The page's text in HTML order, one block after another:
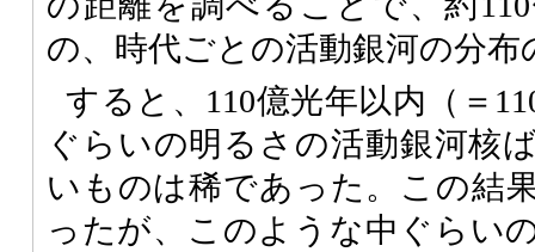
の、時代ごとの活動銀河の分
すると、110億光年以内（＝
ぐらいの明るさの活動銀河核
いものは稀であった。この結
ったが、このような中ぐらい